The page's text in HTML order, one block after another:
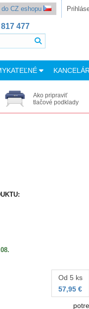
do CZ eshopu
477
Ako pripraviť
tlačové podklady
Od 5 ks
57,95 €